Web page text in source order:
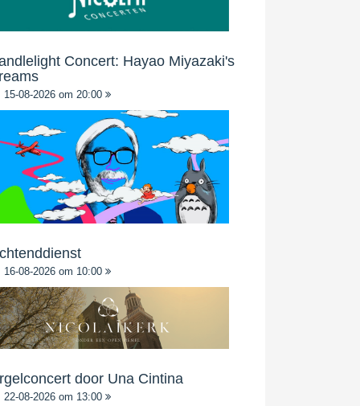
Concert: Hayao Miyazaki's
15-08-2026 om 20:00
16-08-2026 om 10:00
door Una Cintina
22-08-2026 om 13:00